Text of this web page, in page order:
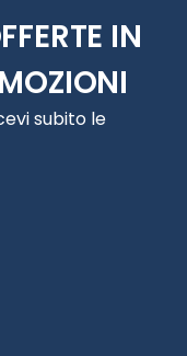
IN
subito le